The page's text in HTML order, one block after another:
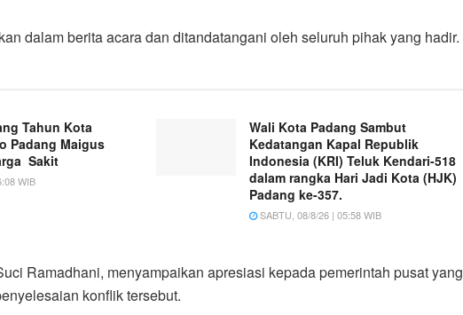
dalam berita acara dan ditandatangani oleh seluruh pihak yang hadir.
Tahun Kota
Padang Maigus
Sakit
WIB
Wali Kota Padang Sambut
Kedatangan Kapal Republik
Indonesia (KRI) Teluk Kendari-518
dalam rangka Hari Jadi Kota (HJK)
Padang ke-357.
SABTU, 08/8/26 | 05:58 WIB
Ramadhani, menyampaikan apresiasi kepada pemerintah pusat yang
konflik tersebut.